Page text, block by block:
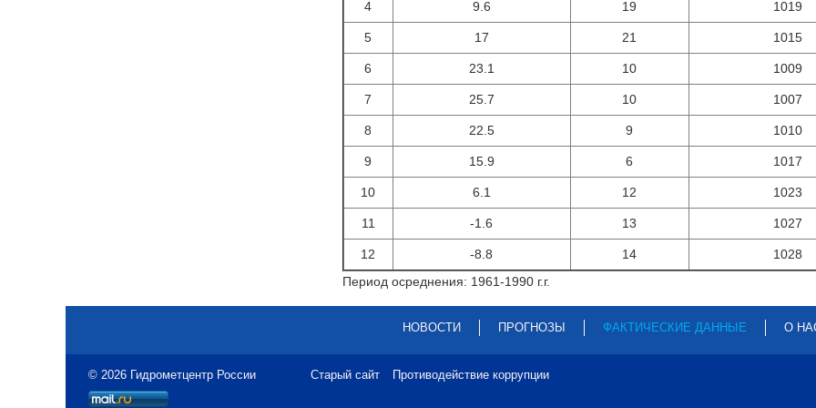
4 9.6 19 1019
5 17 21 1015
6 23.1 10 1009
7 25.7 10 1007
8 22.5 9 1010
9 15.9 6 1017
10 6.1 12 1023
11 -1.6 13 1027
12 -8.8 14
1028
Период осреднения: 1961-1990 г.г.
НОВОСТИ ПРОГНОЗЫ ФАКТИЧЕСКИЕ ДАННЫЕ О
© 2026 Гидрометцентр России Старый сайт Противодействие коррупции